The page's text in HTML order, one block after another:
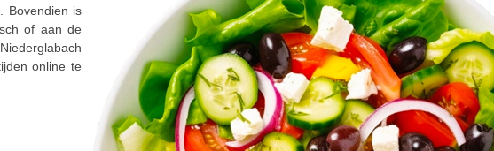
Bovendien is
of aan de
online te